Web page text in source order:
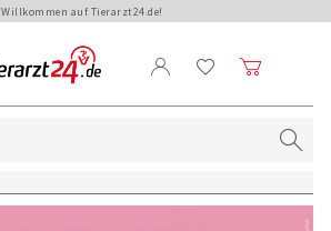
Willkommen auf Tierarzt24.de!